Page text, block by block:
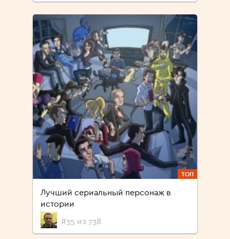
ТОП
Лучший сериальный персонаж в
истории
#35 из 738